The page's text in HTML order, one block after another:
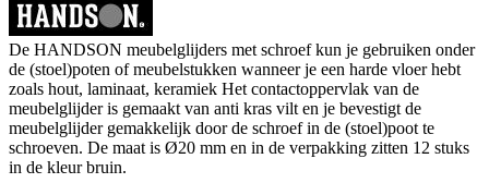
De HANDSON meubelglijders met schroef kun je gebruiken onder
de (stoel)poten of meubelstukken wanneer je een harde vloer hebt
zoals hout, laminaat, keramiek Het contactoppervlak van de
meubelglijder is gemaakt van anti kras vilt en je bevestigt de
meubelglijder gemakkelijk door de schroef in de (stoel)poot te
schroeven. De maat is Ø20 mm en in de verpakking zitten 12 stuks
in de kleur bruin.